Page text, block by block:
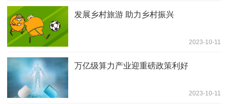
发展乡村旅游 助力乡村振兴
2023-10-11
万亿级算力产业迎重磅政策利好
2023-10-11